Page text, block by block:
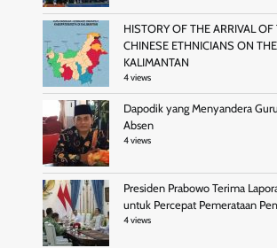
HISTORY OF THE ARRIVAL
CHINESE ETHNICIANS ON
KALIMANTAN
4 views
Dapodik yang Menyandera
Absen
4 views
Presiden Prabowo Terima
untuk Percepat Pemerataan
4 views